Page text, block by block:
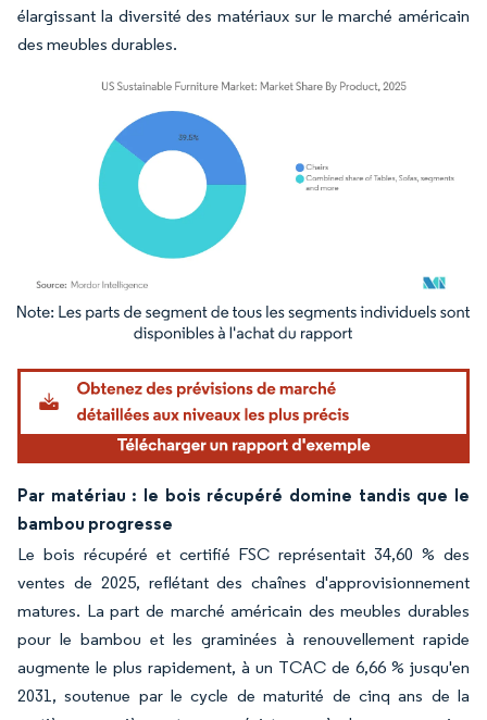
élargissant la diversité des matériaux sur le marché américain
des meubles durables.
Image © Mordor Intelligence. La réutilisation nécessite une attribution sous CC BY
Par matériau : le bois récupéré domine tandis que le
bambou progresse
Le bois récupéré et certifié FSC représentait 34,60 % des
ventes de 2025, reflétant des chaînes d'approvisionnement
matures. La part de marché américain des meubles durables
pour le bambou et les graminées à renouvellement rapide
augmente le plus rapidement, à un TCAC de 6,66 % jusqu'en
2031, soutenue par le cycle de maturité de cinq ans de la